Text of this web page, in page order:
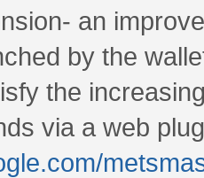
an
by the
the
via a web